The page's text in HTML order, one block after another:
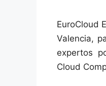
EuroCloud
Valencia,
expertos
Cloud